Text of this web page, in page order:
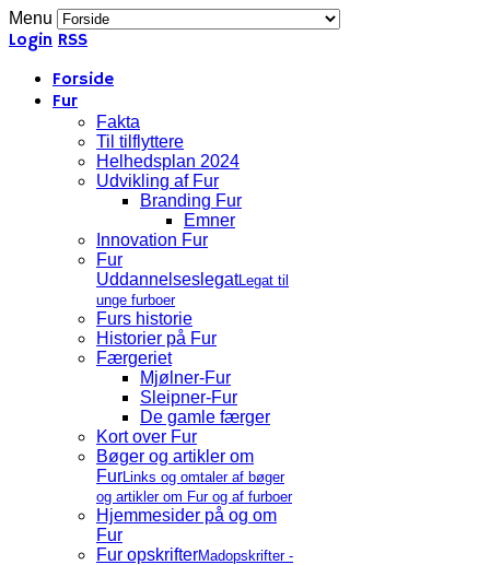
Menu
Login RSS
Forside
Fur
Fakta
Til tilflyttere
Helhedsplan 2024
Udvikling af Fur
Branding Fur
Emner
Innovation Fur
Fur
UddannelseslegatLegat til
unge furboer
Furs historie
Historier på Fur
Færgeriet
Mjølner-Fur
Sleipner-Fur
De gamle færger
Kort over Fur
Bøger og artikler om
FurLinks og omtaler af bøger
og artikler om Fur og af furboer
Hjemmesider på og om
Fur
Fur opskrifterMadopskrifter -